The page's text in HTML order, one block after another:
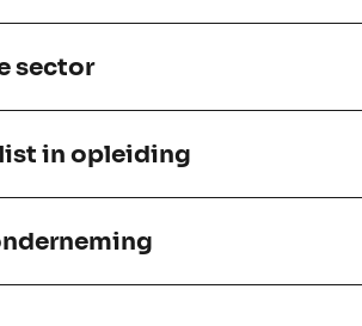
sector
in opleiding